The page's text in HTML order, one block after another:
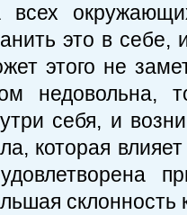
всех
это в себе,
этого не
недовольна,
себя, и
которая
склонность